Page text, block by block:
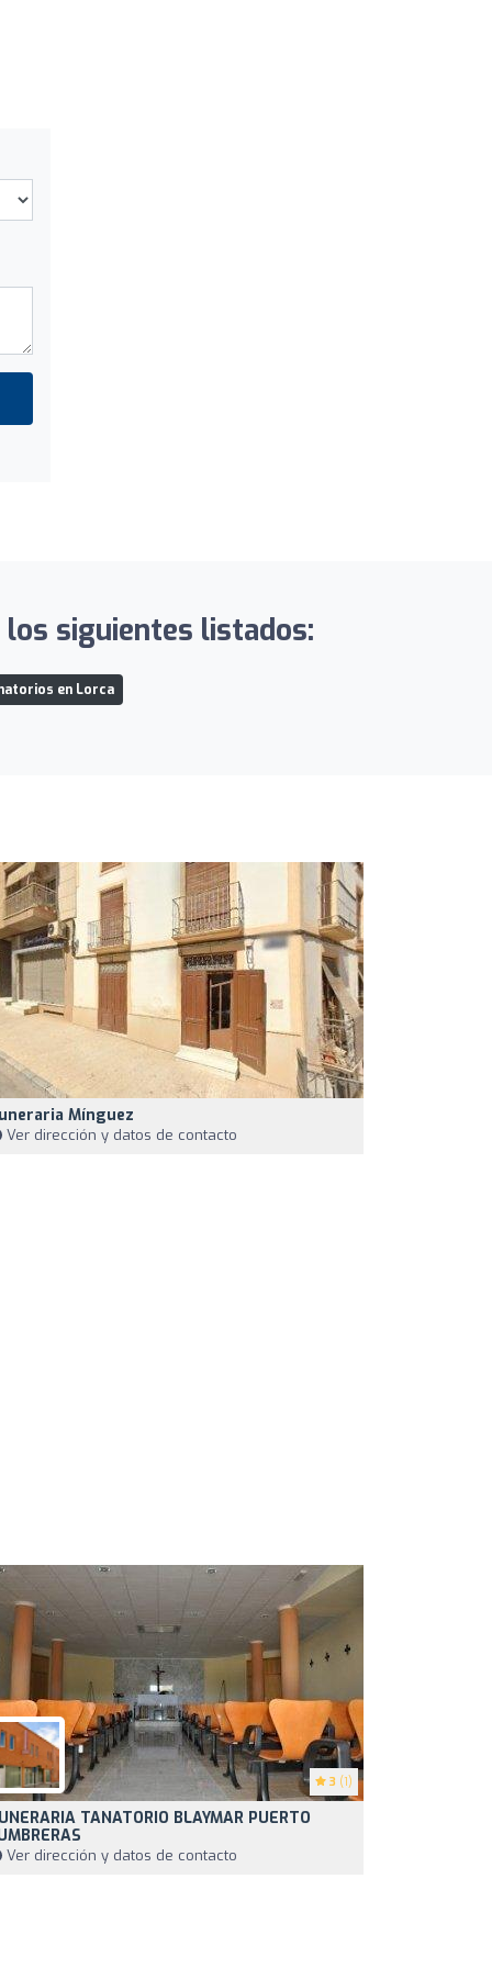
los siguientes listados:
en Lorca
Mínguez
Ver dirección y datos de contacto
3 (1)
TANATORIO BLAYMAR PUERTO
Ver dirección y datos de contacto